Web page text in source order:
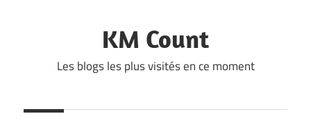
KM Count
Les blogs les plus visités en ce moment